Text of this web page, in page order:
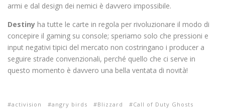
armi e dal design dei nemici è davvero impossibile.
Destiny ha tutte le carte in regola per rivoluzionare il modo di
concepire il gaming su console; speriamo solo che pressioni e
input negativi tipici del mercato non costringano i producer a
seguire strade convenzionali, perché quello che ci serve in
questo momento è davvero una bella ventata di novità!
activision angry birds Blizzard Call of Duty Ghosts